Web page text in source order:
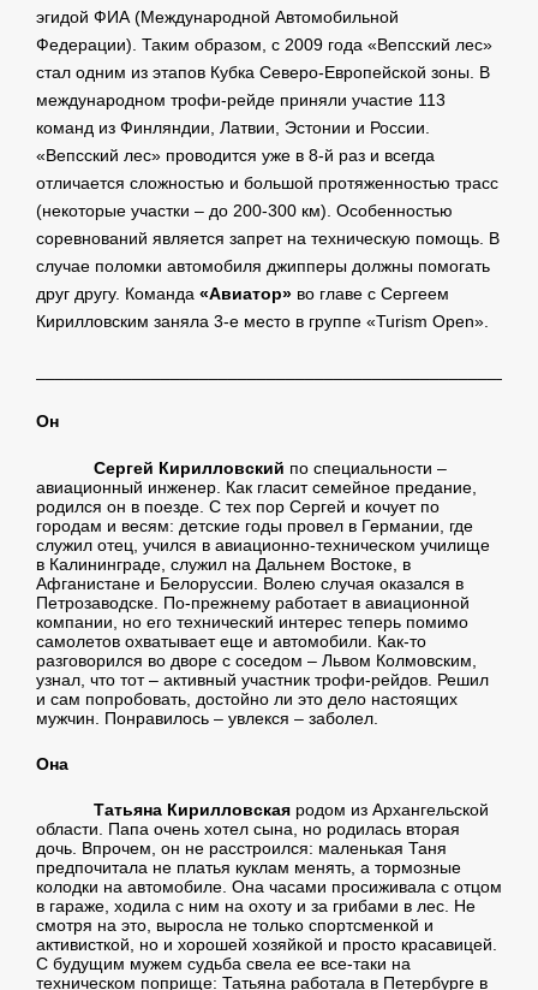
эгидой ФИА (Международной Автомобильной
Федерации). Таким образом, с 2009 года «Вепсский лес»
стал одним из этапов Кубка Северо-Европейской зоны. В
международном трофи-рейде приняли участие 113
команд из Финляндии, Латвии, Эстонии и России.
«Вепсский лес» проводится уже в 8-й раз и всегда
отличается сложностью и большой протяженностью трасс
(некоторые участки – до 200-300 км). Особенностью
соревнований является запрет на техническую помощь. В
случае поломки автомобиля джипперы должны помогать
друг другу. Команда «Авиатор» во главе с Сергеем
Кирилловским заняла 3-е место в группе «Turism Open».
Он
Сергей Кирилловский по специальности –
авиационный инженер. Как гласит семейное предание,
родился он в поезде. С тех пор Сергей и кочует по
городам и весям: детские годы провел в Германии, где
служил отец, учился в авиационно-техническом училище
в Калининграде, служил на Дальнем Востоке, в
Афганистане и Белоруссии. Волею случая оказался в
Петрозаводске. По-прежнему работает в авиационной
компании, но его технический интерес теперь помимо
самолетов охватывает еще и автомобили. Как-то
разговорился во дворе с соседом – Львом Колмовским,
узнал, что тот – активный участник трофи-рейдов. Решил
и сам попробовать, достойно ли это дело настоящих
мужчин. Понравилось – увлекся – заболел.
Она
Татьяна Кирилловская родом из Архангельской
области. Папа очень хотел сына, но родилась вторая
дочь. Впрочем, он не расстроился: маленькая Таня
предпочитала не платья куклам менять, а тормозные
колодки на автомобиле. Она часами просиживала с отцом
в гараже, ходила с ним на охоту и за грибами в лес. Не
смотря на это, выросла не только спортсменкой и
активисткой, но и хорошей хозяйкой и просто красавицей.
С будущим мужем судьба свела ее все-таки на
техническом поприще: Татьяна работала в Петербурге в